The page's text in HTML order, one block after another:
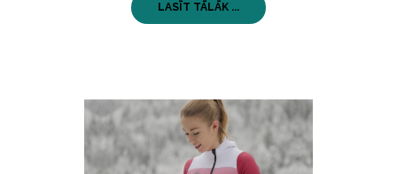
LASĪT TĀLĀK ...